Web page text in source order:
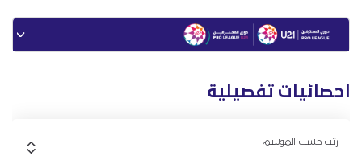
احصائيات تفصيلية
رتب حسب الموسم